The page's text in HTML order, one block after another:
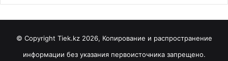
© Copyright Tiek.kz 2026, Копирование и распространение
информации без указания первоисточника запрещено.